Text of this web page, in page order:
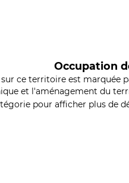
Occupation
ce territoire est marquée
et l'aménagement du
pour afficher plus de